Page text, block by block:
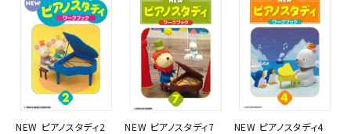
NEW ピアノスタディ2
NEW ピアノスタディ7
NEW ピアノスタディ4